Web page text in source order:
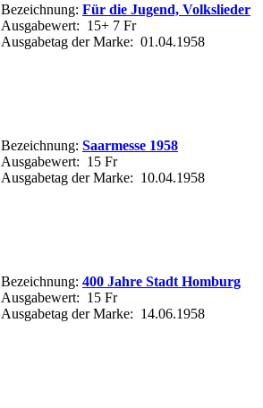
Bezeichnung: Für die Jugend, Volkslieder
Ausgabewert: 15+ 7 Fr
Ausgabetag der Marke: 01.04.1958
Bezeichnung: Saarmesse 1958
Ausgabewert: 15 Fr
Ausgabetag der Marke: 10.04.1958
Bezeichnung: 400 Jahre Stadt Homburg
Ausgabewert: 15 Fr
Ausgabetag der Marke: 14.06.1958